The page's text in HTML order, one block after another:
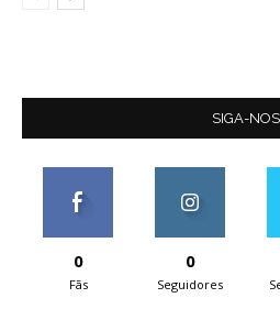
SIGA-NOS
0
Fãs
0
Seguidores